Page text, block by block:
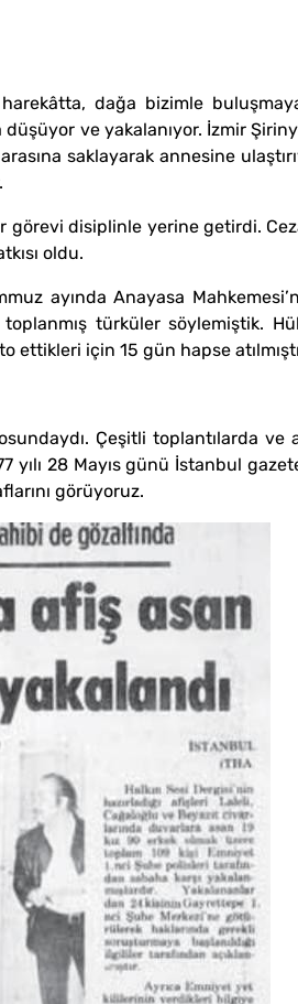
dağa bizimle
ve yakalanıyor. İzmir
saklayarak annesine
görevi disiplinle yerine getirdi.
oldu.
ayında Anayasa
türküler söylemiştik.
ettikleri için 15 gün hapse
Çeşitli toplantılarda
28 Mayıs günü İstanbul
görüyoruz.